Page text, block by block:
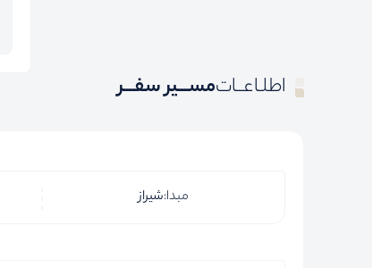
اطلـاعــاتمســـیر سفـــر
مبدا:شیراز